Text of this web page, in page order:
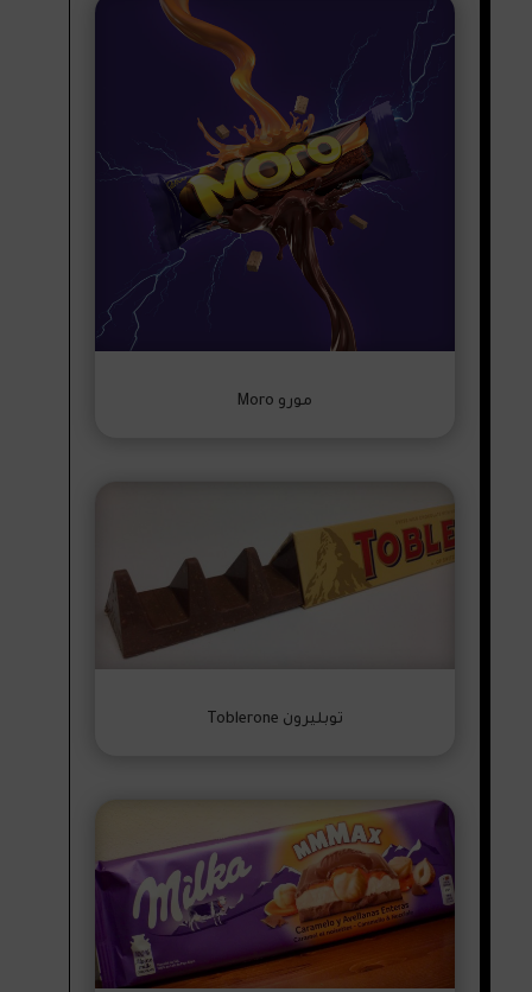
مورو Moro
توبليرون Toblerone